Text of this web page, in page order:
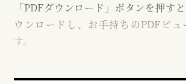
「PDFダウンロード」ボタンを押す
ウンロードし、お手持ちのPDFビュ
す。